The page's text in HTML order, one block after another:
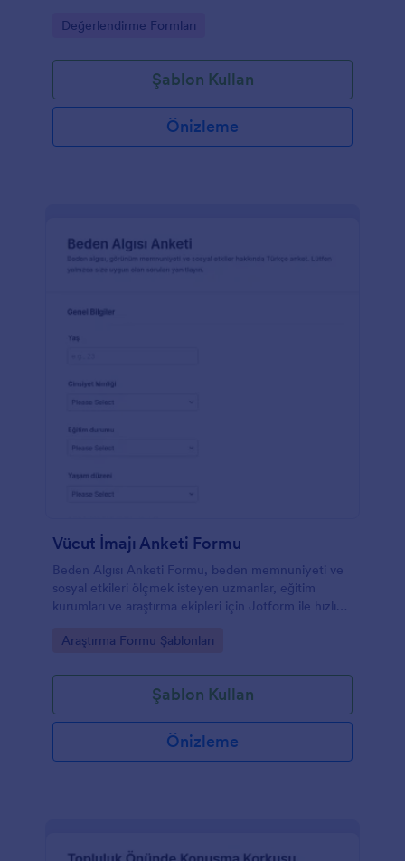
şablonu seçeneğidir.
Go to Category:
Değerlendirme Formları
Şablon Kullan
Önizleme
Vücut İmajı Anketi Formu
Beden Algısı Anketi Formu, beden memnuniyeti ve
sosyal etkileri ölçmek isteyen uzmanlar, eğitim
kurumları ve araştırma ekipleri için Jotform ile hızlı
Go to Category:
Araştırma Formu Şablonları
Şablon Kullan
Önizleme